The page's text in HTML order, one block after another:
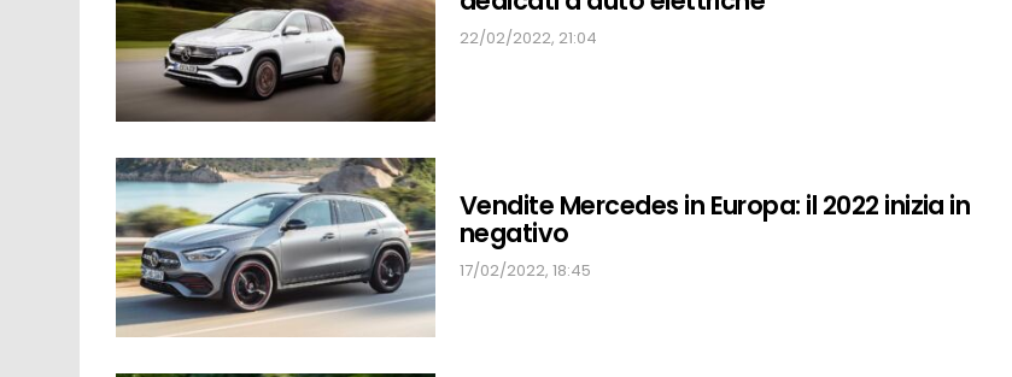
22/02/2022, 21:04
Vendite Mercedes in Europa: il 2022 inizia in
negativo
17/02/2022, 18:45